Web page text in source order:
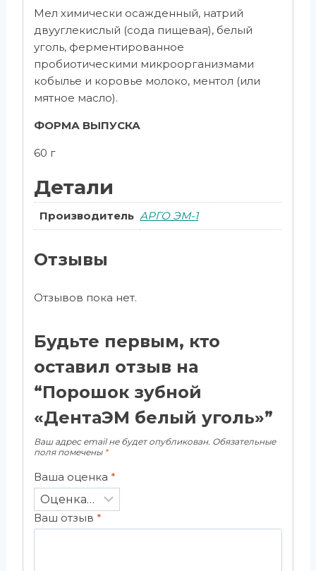
Мел химически осажденный, натрий
двууглекислый (сода пищевая), белый
уголь, ферментированное
пробиотическими микроорганизмами
кобылье и коровье молоко, ментол (или
мятное масло).
ФОРМА ВЫПУСКА
60 г
Детали
Производитель АРГО ЭМ-1
Отзывы
Отзывов пока нет.
Будьте первым, кто
оставил отзыв на
“Порошок зубной
«ДентаЭМ белый уголь»”
Ваш адрес email не будет опубликован. Обязательные
поля помечены *
Ваша оценка *
Ваш отзыв *